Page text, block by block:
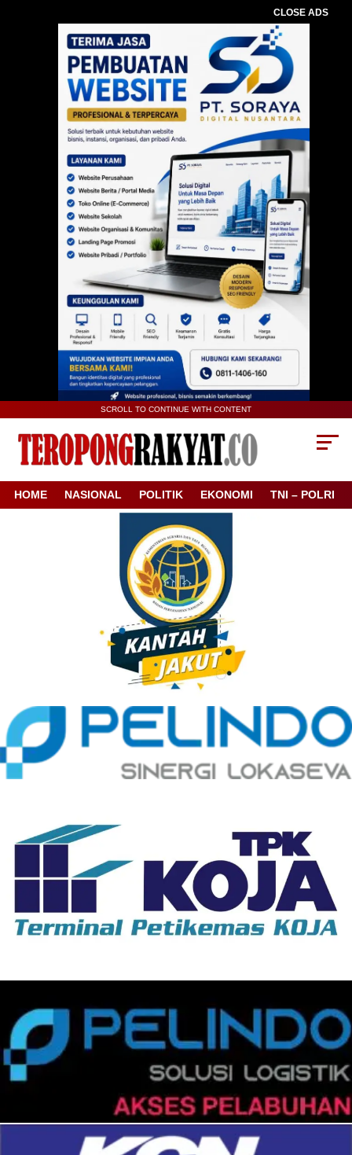
CLOSE ADS
SCROLL TO CONTINUE WITH CONTENT
HOME NASIONAL POLITIK EKONOMI TNI – POLRI